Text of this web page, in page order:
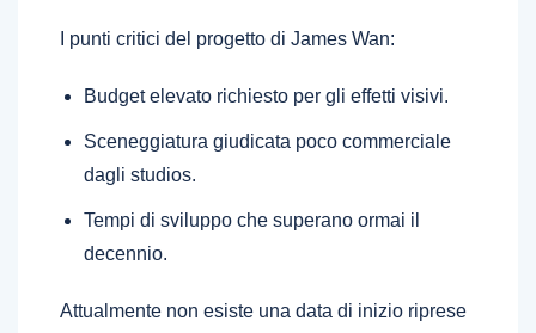
I punti critici del progetto di James Wan:
Budget elevato richiesto per gli effetti visivi.
Sceneggiatura giudicata poco commerciale
dagli studios.
Tempi di sviluppo che superano ormai il
decennio.
Attualmente non esiste una data di inizio riprese